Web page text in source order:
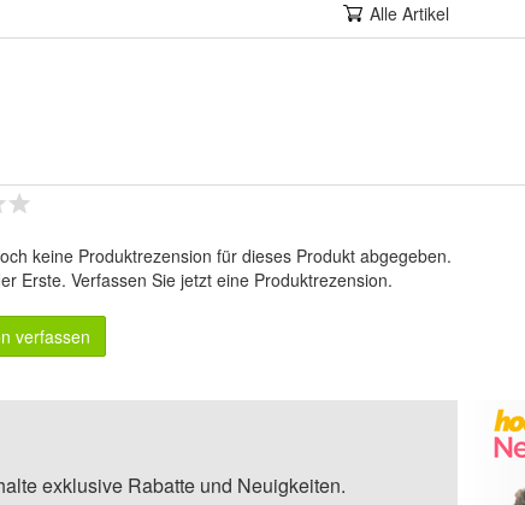
Alle Artikel
keine Produktrezension für dieses Produkt abgegeben.
Erste. Verfassen Sie jetzt eine Produktrezension.
verfassen
exklusive Rabatte und Neuigkeiten.